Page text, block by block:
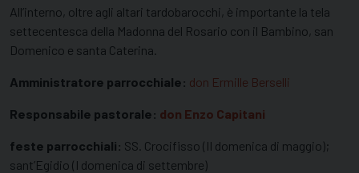
All’interno, oltre agli altari tardobarocchi, è importante la tela
settecentesca della Madonna del Rosario con il Bambino, san
Domenico e santa Caterina.
Amministratore parrocchiale: don Ermille Berselli
Responsabile pastorale: don Enzo Capitani
feste parrocchiali: SS. Crocifisso (II domenica di maggio);
sant’Egidio (I domenica di settembre)